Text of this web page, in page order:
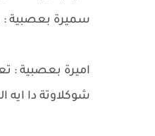
سميرة بعصبية
اميرة بعصبية :
شوكلاوتة دا ايه